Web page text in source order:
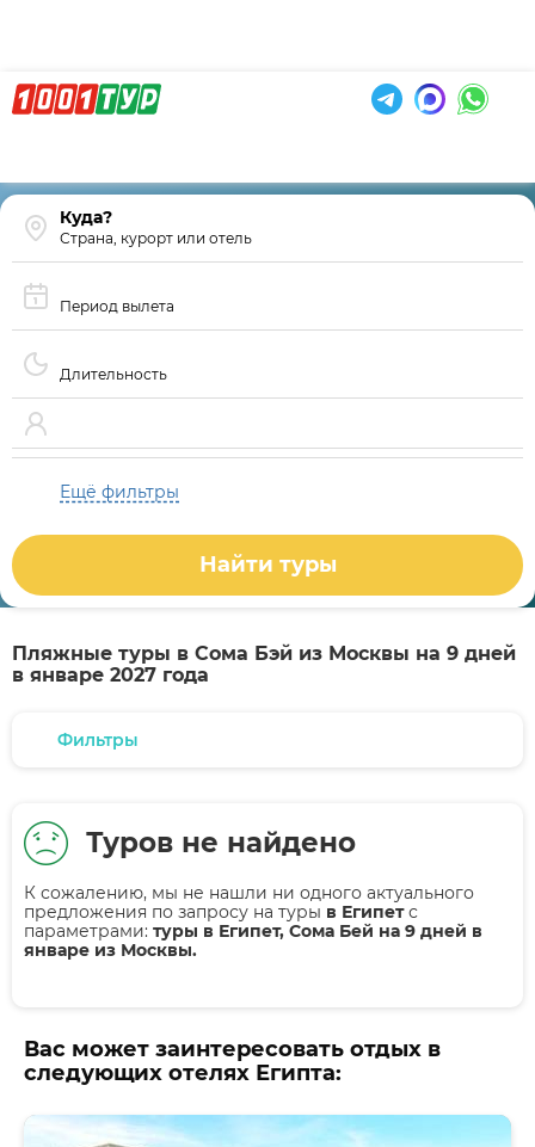
Страна, курорт или отель
Период вылета
Длительность
Ещё фильтры
Найти туры
Пляжные туры в Сома Бэй из Москвы на 9 дней
в январе 2027 года
Фильтры
Туров не найдено
К сожалению, мы не нашли ни одного актуального
предложения по запросу на туры в Египетс
параметрами: туры в Египет, Сома Бей на 9 дней в
январе из Москвы.
Вас может заинтересовать отдых в
следующих отелях Египта: